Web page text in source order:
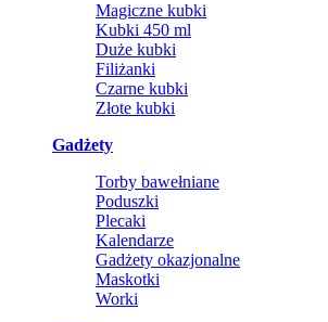
Magiczne kubki
Kubki 450 ml
Duże kubki
Filiżanki
Czarne kubki
Złote kubki
Gadżety
Torby bawełniane
Poduszki
Plecaki
Kalendarze
Gadżety okazjonalne
Maskotki
Worki